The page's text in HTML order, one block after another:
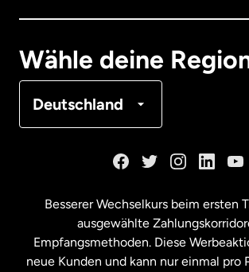
Wähle deine
Deutschland
Malaysia
Besserer Wechselkurs beim ersten
ausgewählte
Empfangsmethoden. Diese
neue Kunden und kann nur einmal pro